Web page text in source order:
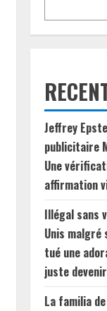
Jeffrey
publicitaire
Une
affirmation
Illégal sans
Unis malgré
tué une
juste
La familia